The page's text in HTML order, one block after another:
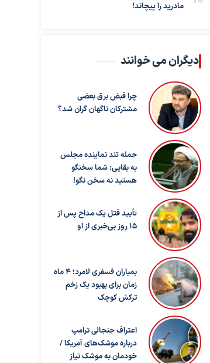
مادرید را پیچاند!
دیگران می خوانند
چرا قبض برق بعضی
مشترکان ناگهان گران شد؟
حمله تند نماینده مجلس
به بقایی: شما سخنگو
هستید نه سخن نگو!
تأیید قتل یک مداح پس از
۱۵ روز بی‌خبری از او
بمباران فسفری لامرد؛ ۴ ماه
زمان برای بهبود یک زخم
ترکش کوچک
اعتراف جنجالی ترامپ
درباره موشک‌های آمریکا /
خودمان به موشک نیاز